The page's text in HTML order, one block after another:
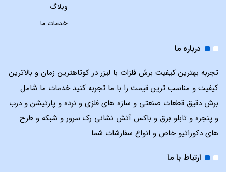
وبلاگ
خدمات ما
درباره ما
تجربه بهترین کیفیت برش فلزات با لیزر در کوتاهترین زمان و بالاترین
کیفیت و مناسب ترین قیمت را با ما تجربه کنید خدمات ما شامل
برش دقیق قطعات صنعتی و سازه های فلزی و نرده و پارتیشن و درب
و پنجره و تابلو برق و باکس آتش نشانی رک سرور و شبکه و طرح
های دکوراتیو خاص و انواع سفارشات شما
ارتباط با ما